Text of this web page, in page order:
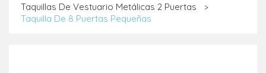
Taquillas De Vestuario Metálicas 2 Puertas >
Taquilla De 8 Puertas Pequeñas